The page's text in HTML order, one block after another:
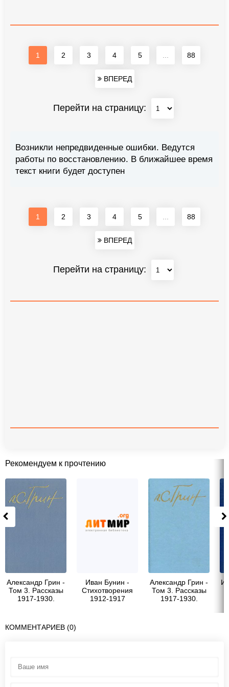
1 2 3 4 5 88
ВПЕРЕД
Перейти на страницу:
Возникли непредвиденные ошибки. Ведутся
работы по восстановлению. В ближайшее время
текст книги будет доступен
1 2 3 4 5 88
ВПЕРЕД
Перейти на страницу:
Рекомендуем к прочтению
Александр Грин -
Том 3. Рассказы
1917-1930.
Иван Бунин -
Стихотворения
1912-1917
Александр Грин -
Том 3. Рассказы
1917-1930.
КОММЕНТАРИЕВ (0)